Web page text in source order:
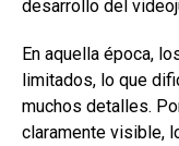
desarrollo del
En aquella época,
limitados, lo que
muchos detalles.
claramente visible,